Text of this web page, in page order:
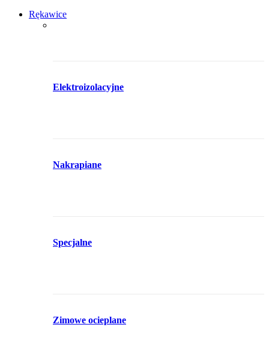
Rękawice
Elektroizolacyjne
Nakrapiane
Specjalne
Zimowe ocieplane